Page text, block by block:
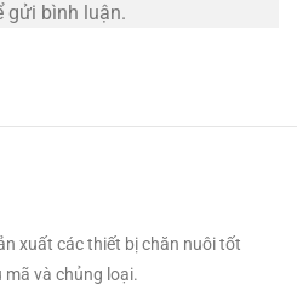
gửi bình luận.
xuất các thiết bị chăn nuôi tốt
mã và chủng loại.